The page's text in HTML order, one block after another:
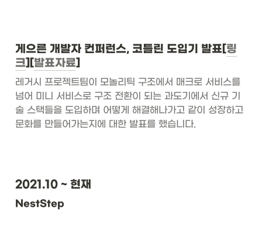
게으른 개발자 컨퍼런스, 코틀린 도입기 발표[링
크][발표자료]
레거시 프로젝트팀이 모놀리틱 구조에서 매크로 서비스를
넘어 미니 서비스로 구조 전환이 되는 과도기에서 신규 기
술 스택들을 도입하며 어떻게 해결해나가고 같이 성장하고
문화를 만들어가는지에 대한 발표를 했습니다.
2021.10 ~ 현재
NestStep